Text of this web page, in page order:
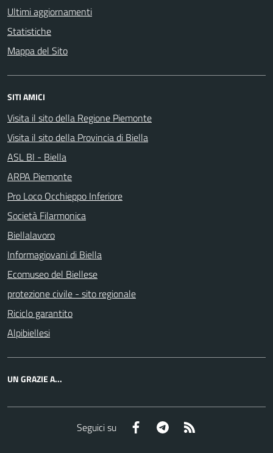
Ultimi aggiornamenti
Statistiche
Mappa del Sito
SITI AMICI
Visita il sito della Regione Piemonte
Visita il sito della Provincia di Biella
ASL BI - Biella
ARPA Piemonte
Pro Loco Occhieppo Inferiore
Società Filarmonica
Biellalavoro
Informagiovani di Biella
Ecomuseo del Biellese
protezione civile - sito regionale
Riciclo garantito
Alpibiellesi
UN GRAZIE A...
Seguici su Facebook Telegram